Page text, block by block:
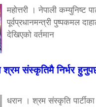
महोत्तरी । नेपाली कम्युनिष्ट
पूर्वप्रधानमन्त्री पुष्पकमल
देखिएको वर्तमान
संस्कृतिमै निर्भर
धरान । श्रम संस्कृति